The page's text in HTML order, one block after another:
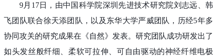
9月17日，由中国科学院深圳先进技术研究院刘志远、韩
飞团队联合徐天添团队，以及东华大学严威团队，历经5年多
协同攻关的研究成果在《自然》发表。研究团队成功研发出了
如头发丝般纤细、柔软可拉伸、可自由驱动的神经纤维电极